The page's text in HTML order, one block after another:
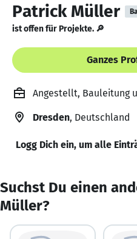
Patrick Müller
ist offen für Projekte. 🔎
Ganzes
Angestellt, Bauleitung
Dresden, Deutschland
Logg Dich ein, um alle
Suchst Du einen
Müller?